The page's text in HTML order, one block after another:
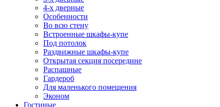
4-х дверные
Особенности
Во всю стену
Встроенные шкафы-купе
Под потолок
Раздвижные шкафы-купе
Открытая секция посередине
Распашные
Гардероб
Для маленького помещения
Эконом
Гостиные